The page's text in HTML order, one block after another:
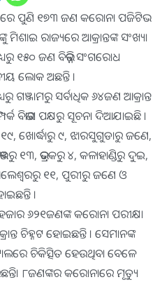
ପୁଣି ୧୭୩ ଜଣ କରୋନା ପଜିଟିଭ
ମିଶାଇ ରାଜ୍ୟରେ ଆକ୍ରାନ୍ତଙ୍କ ସଂଖ୍ୟା
୧୫୦ ଜଣ ବିଭିନ୍ନ ସଂଗରୋଧ
ଲୋକ ଅଛନ୍ତି ।
ଗଞ୍ଜାମରୁ ସର୍ବାଧିକ ୬୪ଜଣ ଆକ୍ରାନ୍ତ
ବିଭାଗ ପକ୍ଷରୁ ସୂଚନା ଦିଆଯାଇଛି ।
ଖୋର୍ଦ୍ଧାରୁ ୯, ଝାରସୁଗୁଡାରୁ ଜଣେ,
୧୩, ଭଦ୍ରକରୁ ୪, କଳାହାଣ୍ଡିରୁ ଦୁଇ,
୧୧, ପୁରୀରୁ ଜଣେ ଓ
।
୬୨୧ଜଣଙ୍କ କରୋନା ପରୀକ୍ଷା
ଚିହ୍ନଟ ହୋଇଛନ୍ତି । ସେମାନଙ୍କ
ଚିକିତ୍ସିତ ହେଉଥିବା ବେଳେ
୮ଜଣଙ୍କର କରୋନାରେ ମୃତ୍ୟୁ